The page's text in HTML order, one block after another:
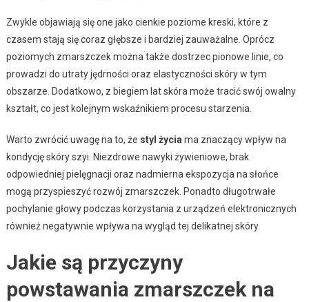
Zwykle objawiają się one jako cienkie poziome kreski, które z
czasem stają się coraz głębsze i bardziej zauważalne. Oprócz
poziomych zmarszczek można także dostrzec pionowe linie, co
prowadzi do utraty jędrności oraz elastyczności skóry w tym
obszarze. Dodatkowo, z biegiem lat skóra może tracić swój owalny
kształt, co jest kolejnym wskaźnikiem procesu starzenia.
Warto zwrócić uwagę na to, że styl życia ma znaczący wpływ na
kondycję skóry szyi. Niezdrowe nawyki żywieniowe, brak
odpowiedniej pielęgnacji oraz nadmierna ekspozycja na słońce
mogą przyspieszyć rozwój zmarszczek. Ponadto długotrwałe
pochylanie głowy podczas korzystania z urządzeń elektronicznych
również negatywnie wpływa na wygląd tej delikatnej skóry.
Jakie są przyczyny
powstawania zmarszczek na